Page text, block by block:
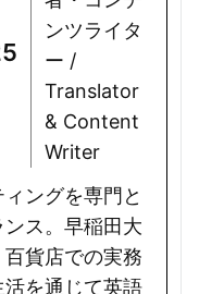
ンツライタ
ー /
Translator
& Content
Writer
ングを専門と
ス。早稲田大
貨店での実務
を通じて英語